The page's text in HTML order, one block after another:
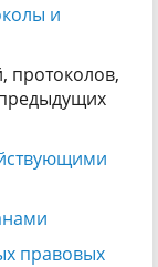
и
протоколов,
правовых